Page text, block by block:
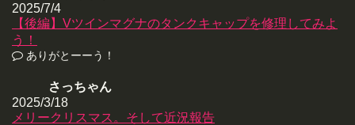
2025/7/4
【後編】Vツインマグナのタンクキャップを修理してみよ
う！
ありがとーーう！
さっちゃん
2025/3/18
メリークリスマス。そして近況報告